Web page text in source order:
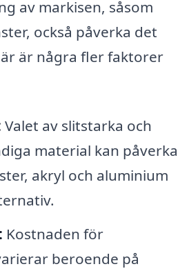
av markisen, såsom
också påverka det
är några fler faktorer
Valet av slitstarka och
material kan påverka
akryl och aluminium
Kostnaden för
beroende på